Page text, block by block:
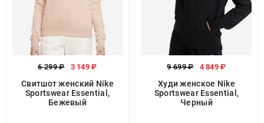
6 299 ₽ 3 149 ₽
Свитшот женский Nike
Sportswear Essential,
Бежевый
9 699 ₽ 4 849 ₽
Худи женское Nike
Sportswear Essential,
Черный